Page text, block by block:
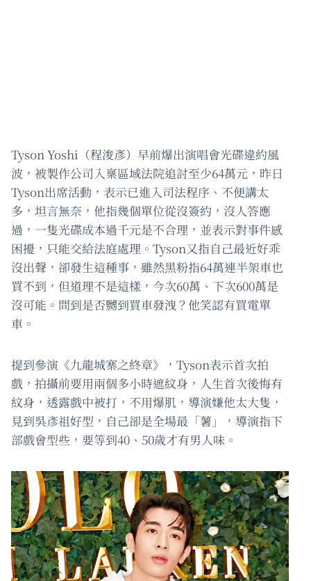
Tyson Yoshi（程浚彥）早前爆出演唱會光碟違約風
波，被製作公司入稟區域法院追討至少64萬元，昨日
Tyson出席活動，表示已進入司法程序、不便講太
多，坦言無奈，他指幾個單位從沒簽約，沒人答應
過，一隻光碟成本過千元是不合理，並表示對事件感
困擾，只能交給法庭處理。Tyson又指自己最近好乖
沒出聲，卻發生這種事，雖然黑粉指64萬連半架車也
買不到，但道理不是這樣，今次60萬、下次600萬是
沒可能。問到是否嬲到買車發洩？他笑認有買電單
車。
提到參演《九龍城寨之終章》，Tyson表示首次拍
戲，拍攝前要用兩個多小時遮紋身，人生首次後悔有
紋身，透露戲中被打，不用爆肌，導演嫌他太大隻，
見到吳彥祖好型，自己卻是全場最「薯」，導演指下
部戲會型些，要等到40、50歲才有男人味。